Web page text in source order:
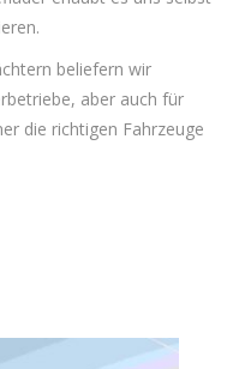
beliefern wir
aber auch für
die richtigen Fahrzeuge